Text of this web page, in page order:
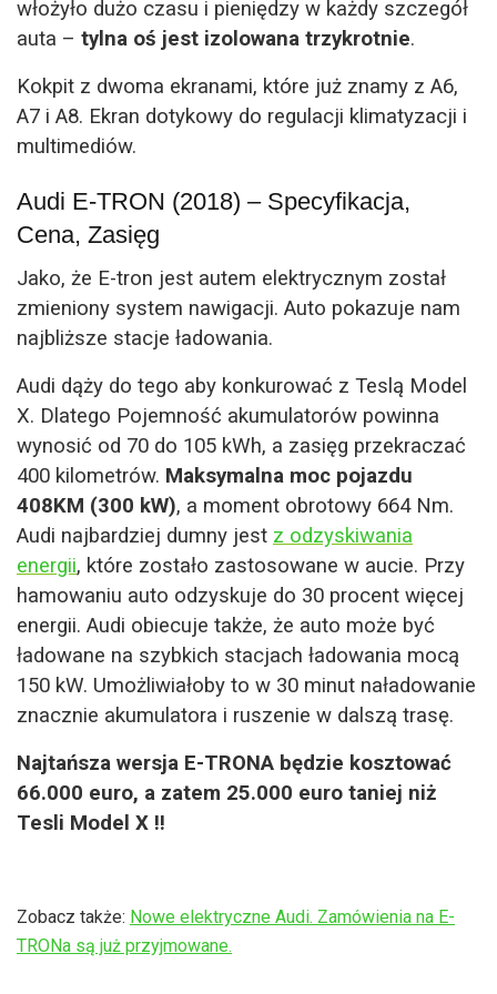
włożyło dużo czasu i pieniędzy w każdy szczegół
auta – tylna oś jest izolowana trzykrotnie.
Kokpit z dwoma ekranami, które już znamy z A6,
A7 i A8. Ekran dotykowy do regulacji klimatyzacji i
multimediów.
Audi E-TRON (2018) – Specyfikacja,
Cena, Zasięg
Jako, że E-tron jest autem elektrycznym został
zmieniony system nawigacji. Auto pokazuje nam
najbliższe stacje ładowania.
Audi dąży do tego aby konkurować z Teslą Model
X. Dlatego Pojemność akumulatorów powinna
wynosić od 70 do 105 kWh, a zasięg przekraczać
400 kilometrów. Maksymalna moc pojazdu
408KM (300 kW), a moment obrotowy 664 Nm.
Audi najbardziej dumny jest z odzyskiwania
energii, które zostało zastosowane w aucie. Przy
hamowaniu auto odzyskuje do 30 procent więcej
energii. Audi obiecuje także, że auto może być
ładowane na szybkich stacjach ładowania mocą
150 kW. Umożliwiałoby to w 30 minut naładowanie
znacznie akumulatora i ruszenie w dalszą trasę.
Najtańsza wersja E-TRONA będzie kosztować
66.000 euro, a zatem 25.000 euro taniej niż
Tesli Model X !!
Zobacz także: Nowe elektryczne Audi. Zamówienia na E-
TRONa są już przyjmowane.